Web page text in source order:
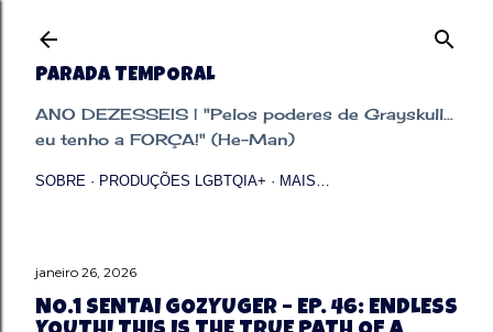
PARADA TEMPORAL
ANO DEZESSEIS | "Pelos poderes de Grayskull...
eu tenho a FORÇA!" (He-Man)
SOBRE PRODUÇÕES LGBTQIA+ MAIS…
janeiro 26, 2026
NO.1 SENTAI GOZYUGER – EP. 46: ENDLESS